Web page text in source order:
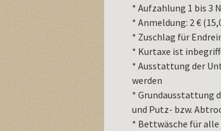
* Aufzahlung 1 bis 3
* Anmeldung: 2 €
* Zuschlag für
* Kurtaxe ist
* Ausstattung der
werden
* Grundausstattung
und Putz- bzw.
* Bettwäsche für alle